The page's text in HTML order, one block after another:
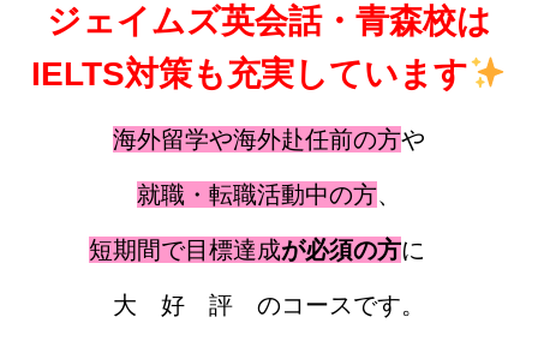
ジェイムズ英会話・青森校は
IELTS対策も充実しています
海外留学や海外赴任前の方や
就職・転職活動中の方、
短期間で目標達成が必須の方に
大 好 評 のコースです。